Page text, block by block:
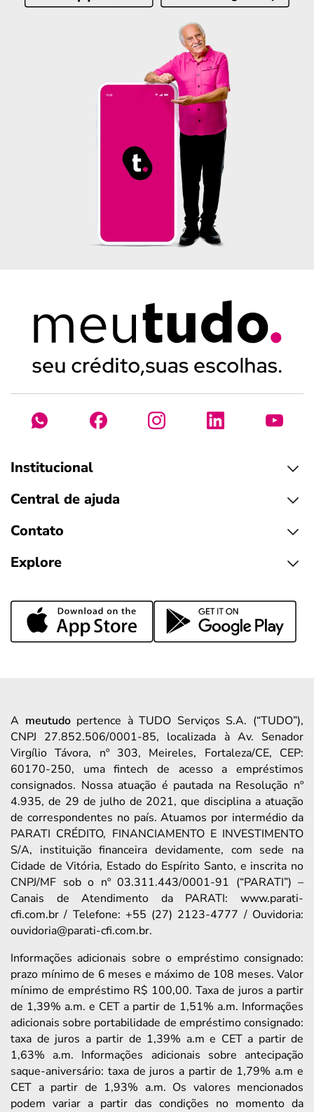
Institucional
Central de ajuda
Contato
Explore
A meutudopertence à TUDO Serviços S.A. (“TUDO”),
CNPJ 27.852.506/0001-85, localizada à Av. Senador
Virgílio Távora, nº 303, Meireles, Fortaleza/CE, CEP:
60170-250, uma fintech de acesso a empréstimos
consignados. Nossa atuação é pautada na Resolução nº
4.935, de 29 de julho de 2021, que disciplina a atuação
de correspondentes no país. Atuamos por intermédio da
PARATI CRÉDITO, FINANCIAMENTO E INVESTIMENTO
S/A, instituição financeira devidamente, com sede na
Cidade de Vitória, Estado do Espírito Santo, e inscrita no
CNPJ/MF sob o nº 03.311.443/0001-91 (“PARATI”) –
Canais de Atendimento da PARATI: www.parati-
cfi.com.br / Telefone: +55 (27) 2123-4777 / Ouvidoria:
ouvidoria@parati-cfi.com.br.
Informações adicionais sobre o empréstimo consignado:
prazo mínimo de 6 meses e máximo de 108 meses. Valor
mínimo de empréstimo R$ 100,00. Taxa de juros a partir
de 1,39% a.m. e CET a partir de 1,51% a.m. Informações
adicionais sobre portabilidade de empréstimo consignado:
taxa de juros a partir de 1,39% a.m e CET a partir de
1,63% a.m. Informações adicionais sobre antecipação
saque-aniversário: taxa de juros a partir de 1,79% a.m e
CET a partir de 1,93% a.m. Os valores mencionados
podem variar a partir das condições no momento da